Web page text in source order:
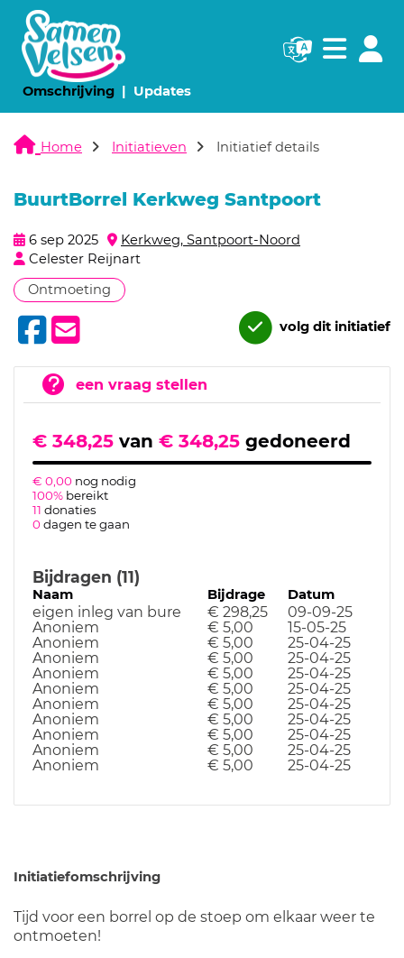
Omschrijving(huidige pagina)
Updates(huidige pagina)
Navigatie
Home Initiatieven Initiatief details
BuurtBorrel Kerkweg Santpoort
6 sep 2025
Kerkweg, Santpoort-Noord
Celester Reijnart
Ontmoeting
volg dit initiatief
een vraag stellen
€ 348,25 van € 348,25 gedoneerd
€ 0,00 nog nodig
100% bereikt
11 donaties
0dagen te gaan
Bijdragen (11)
Naam Bijdrage Datum
eigen inleg van bure € 298,25
09-09-25
Anoniem
€ 5,00
15-05-25
Anoniem
€ 5,00
25-04-25
Anoniem
€ 5,00
25-04-25
Anoniem
€ 5,00
25-04-25
Anoniem
€ 5,00
25-04-25
Anoniem
€ 5,00
25-04-25
Anoniem
€ 5,00
25-04-25
Anoniem
€ 5,00
25-04-25
Anoniem
€ 5,00
25-04-25
Anoniem
€ 5,00 25-04-25
Initiatiefomschrijving
Tijd voor een borrel op de stoep om elkaar weer te
ontmoeten!